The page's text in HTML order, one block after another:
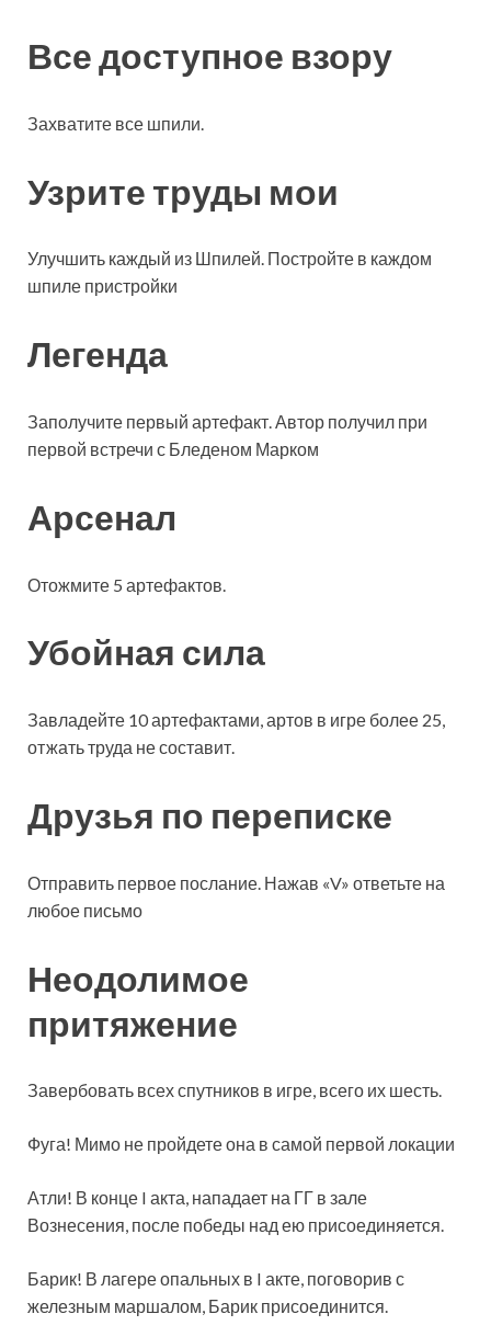
Все доступное взору
Захватите все шпили.
Узрите труды мои
Улучшить каждый из Шпилей. Постройте в каждом
шпиле пристройки
Легенда
Заполучите первый артефакт. Автор получил при
первой встречи с Бледеном Марком
Арсенал
Отожмите 5 артефактов.
Убойная сила
Завладейте 10 артефактами, артов в игре более 25,
отжать труда не составит.
Друзья по переписке
Отправить первое послание. Нажав «V» ответьте на
любое письмо
Неодолимое
притяжение
Завербовать всех спутников в игре, всего их шесть.
Фуга! Мимо не пройдете она в самой первой локации
Атли! В конце I акта, нападает на ГГ в зале
Вознесения, после победы над ею присоединяется.
Барик! В лагере опальных в I акте, поговорив с
железным маршалом, Барик присоединится.